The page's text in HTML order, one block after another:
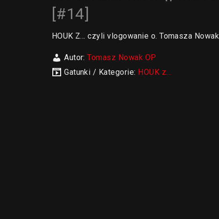
[#14]
HOUK Z… czyli vlogowanie o. Tomasza
Autor:Tomasz Nowak OP
Gatunki / Kategorie: HOUK z...